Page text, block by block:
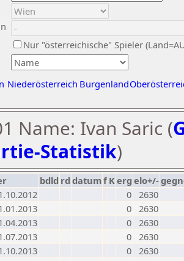
Nur "österreichische" Spieler
Niederösterreich Burgenland
Name: Ivan Saric (
Statistik)
bdld rd datumf Kerg elo+/-
0 2630
0 2630
0 2630
0 2630
0 2630